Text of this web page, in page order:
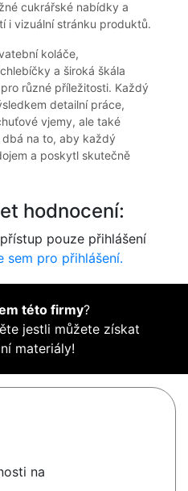
cukrářské nabídky a
i vizuální stránku produktů.
koláče,
a široká škála
různé příležitosti. Každý
detailní práce,
vjemy, ale také
dbá na to, aby každý
a poskytl skutečně
hodnocení:
pouze přihlášení
sem pro přihlášení.
této firmy?
jestli můžete získat
materiály!
na